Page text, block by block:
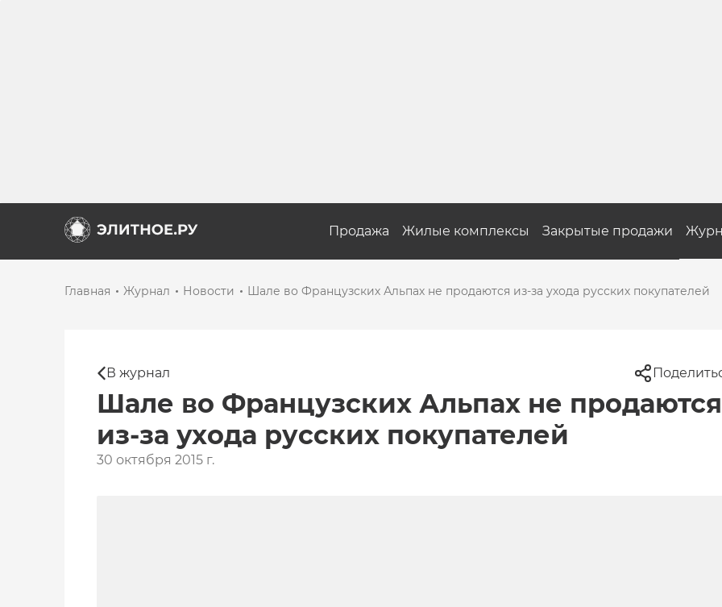
Продажа Жилые комплексы Закрытые продажи
Главная Журнал Новости Шале во Французских Альпах не продаются из-за ухода русских покупателей
В журнал
Шале во Французских Альпах не продаются
из-за ухода русских покупателей
30 октября 2015 г.